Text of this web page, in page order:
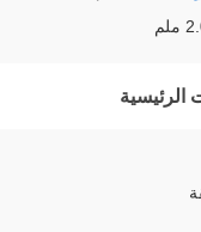
الرئيسية